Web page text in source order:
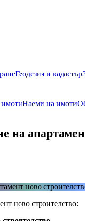
Геодезия и кадастър
Наеми на имоти
на
ново строителство: